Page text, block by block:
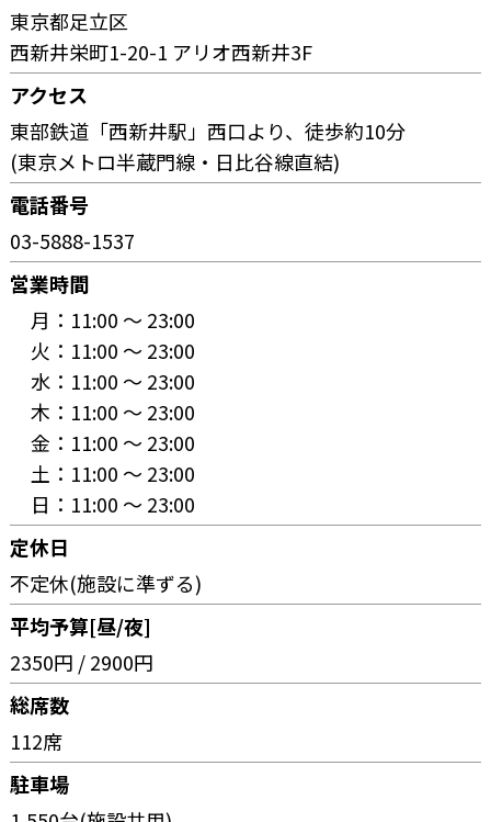
東京都足立区
西新井栄町1-20-1 アリオ西新井3F
アクセス
東部鉄道「西新井駅」西口より、徒歩約10分
(東京メトロ半蔵門線・日比谷線直結)
電話番号
03-5888-1537
営業時間
月： 11:00 〜 23:00
火： 11:00 〜 23:00
水： 11:00 〜 23:00
木： 11:00 〜 23:00
金： 11:00 〜 23:00
土： 11:00 〜 23:00
日： 11:00 〜 23:00
定休日
不定休(施設に準ずる)
平均予算[昼/夜]
2350円 / 2900円
総席数
112席
駐車場